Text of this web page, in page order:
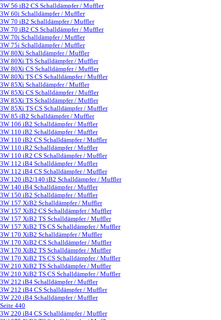
3W 56 iB2 CS Schalldämpfer / Muffler
3W 60i Schalldämpfer / Muffler
3W 70 iB2 Schalldämpfer / Muffler
3W 70 iB2 CS Schalldämpfer / Muffler
3W 70i Schalldämpfer / Muffler
3W 75i Schalldämpfer / Muffler
3W 80Xi Schalldämpfer / Muffler
3W 80Xi TS Schalldämpfer / Muffler
3W 80Xi CS Schalldämpfer / Muffler
3W 80Xi TS CS Schalldämpfer / Muffler
3W 85Xi Schalldämpfer / Muffler
3W 85Xi CS Schalldämpfer / Muffler
3W 85Xi TS Schalldämpfer / Muffler
3W 85Xi TS CS Schalldämpfer / Muffler
3W 85 iB2 Schalldämpfer / Muffler
3W 106 iB2 Schalldämpfer / Muffler
3W 110 iB2 Schalldämpfer / Muffler
3W 110 iB2 CS Schalldämpfer / Muffler
3W 110 iR2 Schalldämpfer / Muffler
3W 110 iR2 CS Schalldämpfer / Muffler
3W 112 iB4 Schalldämpfer / Muffler
3W 112 iB4 CS Schalldämpfer / Muffler
3W 120 iB2/140 iB2 Schalldämpfer / Muffler
3W 140 iB4 Schalldämpfer / Muffler
3W 150 iB2 Schalldämpfer / Muffler
3W 157 XiB2 Schalldämpfer / Muffler
3W 157 XiB2 CS Schalldämpfer / Muffler
3W 157 XiB2 TS Schalldämpfer / Muffler
3W 157 XiB2 TS CS Schalldämpfer / Muffler
3W 170 XiB2 Schalldämpfer / Muffler
3W 170 XiB2 CS Schalldämpfer / Muffler
3W 170 XiB2 TS Schalldämpfer / Muffler
3W 170 XiB2 TS CS Schalldämpfer / Muffler
3W 210 XiB2 TS Schalldämpfer / Muffler
3W 210 XiB2 TS CS Schalldämpfer / Muffler
3W 212 iB4 Schalldämpfer / Muffler
3W 212 iB4 CS Schalldämpfer / Muffler
3W 220 iB4 Schalldämpfer / Muffler
Seite 440
3W 220 iB4 CS Schalldämpfer / Muffler